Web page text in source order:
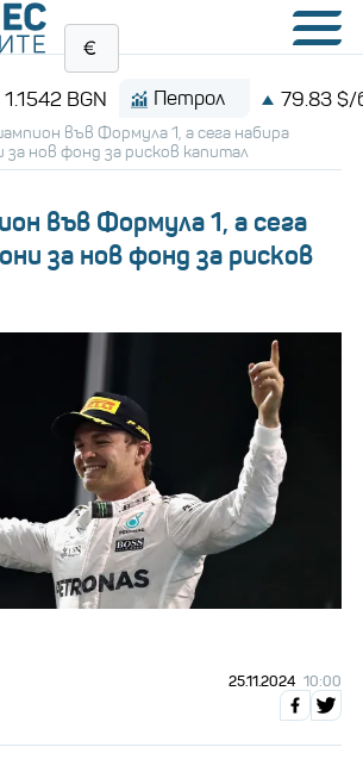
BGN Петрол 79.83 $/барел
във Формула 1, а сега набира
за нов фонд за рисков капитал
във Формула 1, а сега
за нов фонд за рисков
25.11.2024 10:00